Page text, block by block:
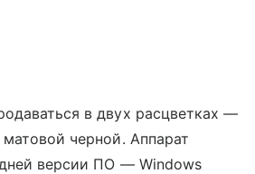
в двух расцветках —
черной. Аппарат
версии ПО — Windows